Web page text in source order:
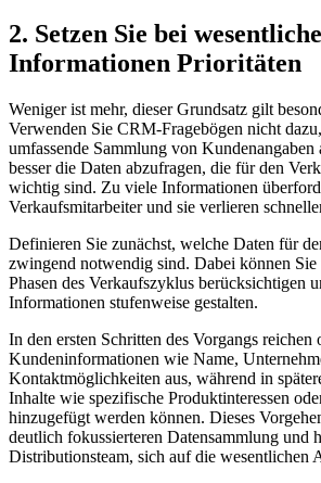
2. Setzen Sie bei
Informationen Prioritäten
Weniger ist mehr, dieser Grundsatz gilt
Verwenden Sie CRM-Fragebögen nicht
umfassende Sammlung von Kundenangaben
besser die Daten abzufragen, die für den
wichtig sind. Zu viele Informationen
Verkaufsmitarbeiter und sie verlieren
Definieren Sie zunächst, welche Daten für
zwingend notwendig sind. Dabei können Sie
Phasen des Verkaufszyklus berücksichtigen
Informationen stufenweise gestalten.
In den ersten Schritten des Vorgangs reichen
Kundeninformationen wie Name,
Kontaktmöglichkeiten aus, während in
Inhalte wie spezifische Produktinteressen
hinzugefügt werden können. Dieses
deutlich fokussierteren Datensammlung und
Distributionsteam, sich auf die wesentlichen